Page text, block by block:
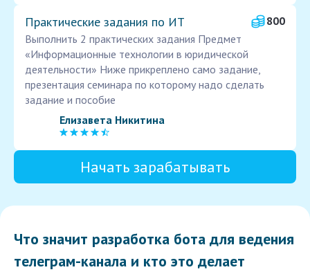
Практические задания по ИТ
800
Выполнить 2 практических задания Предмет
«Информационные технологии в юридической
деятельности» Ниже прикреплено само задание,
презентация семинара по которому надо сделать
задание и пособие
Елизавета Никитина
Начать зарабатывать
Что значит разработка бота для ведения
телеграм-канала и кто это делает